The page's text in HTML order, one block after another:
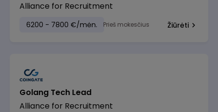
Alliance for Recruitment
6200 - 7800 €/mėn. Prieš mokesčius Žiūrėti
Golang Tech Lead
Alliance for Recruitment